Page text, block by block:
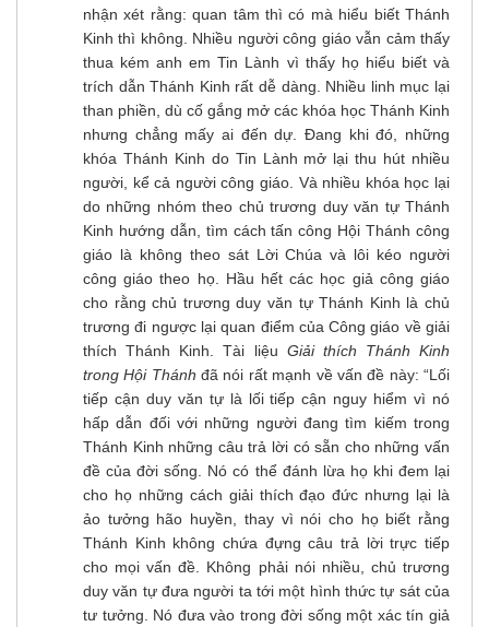
nhận xét rằng: quan tâm thì có mà hiểu biết Thánh
Kinh thì không. Nhiều người công giáo vẫn cảm thấy
thua kém anh em Tin Lành vì thấy họ hiểu biết và
trích dẫn Thánh Kinh rất dễ dàng. Nhiều linh mục lại
than phiền, dù cố gắng mở các khóa học Thánh Kinh
nhưng chẳng mấy ai đến dự. Đang khi đó, những
khóa Thánh Kinh do Tin Lành mở lại thu hút nhiều
người, kể cả người công giáo. Và nhiều khóa học lại
do những nhóm theo chủ trương duy văn tự Thánh
Kinh hướng dẫn, tìm cách tấn công Hội Thánh công
giáo là không theo sát Lời Chúa và lôi kéo người
công giáo theo họ. Hầu hết các học giả công giáo
cho rằng chủ trương duy văn tự Thánh Kinh là chủ
trương đi ngược lại quan điểm của Công giáo về giải
thích Thánh Kinh. Tài liệu Giải thích Thánh Kinh
trong Hội Thánh đã nói rất mạnh về vấn đề này: “Lối
tiếp cận duy văn tự là lối tiếp cận nguy hiểm vì nó
hấp dẫn đối với những người đang tìm kiếm trong
Thánh Kinh những câu trả lời có sẵn cho những vấn
đề của đời sống. Nó có thể đánh lừa họ khi đem lại
cho họ những cách giải thích đạo đức nhưng lại là
ảo tưởng hão huyền, thay vì nói cho họ biết rằng
Thánh Kinh không chứa đựng câu trả lời trực tiếp
cho mọi vấn đề. Không phải nói nhiều, chủ trương
duy văn tự đưa người ta tới một hình thức tự sát của
tư tưởng. Nó đưa vào trong đời sống một xác tín giả